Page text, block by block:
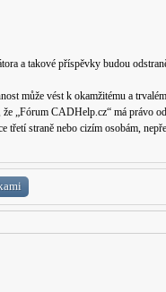
a takové příspěvky budou
může vést k okamžitému a
„Fórum CADHelp.cz“ má právo
třetí straně nebo cizím osobám,